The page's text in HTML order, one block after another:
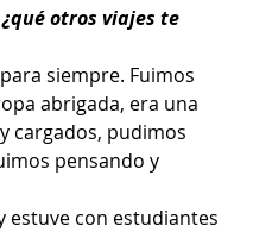
otros viajes te
siempre. Fuimos
abrigada, era una
cargados, pudimos
pensando y
estuve con estudiantes